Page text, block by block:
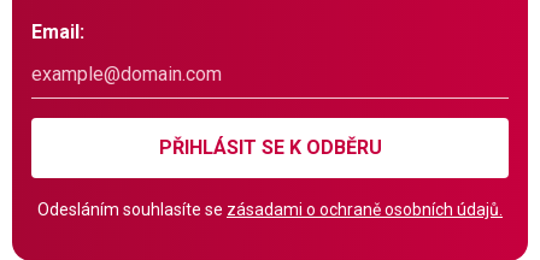
Email:
PŘIHLÁSIT SE K ODBĚRU
Odesláním souhlasíte se zásadami o ochraně osobních údajů.